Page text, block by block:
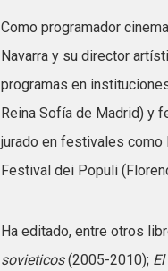
Como programador
Navarra y su director
programas en
Reina Sofía de Madrid) y
jurado en festivales como
Festival dei Populi
Ha editado, entre otros
sovieticos(2005-2010);